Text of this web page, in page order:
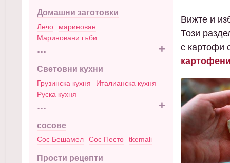
Домашни заготовки
Лечо
маринован
Мариновани гъби
... +
Световни кухни
Грузинска кухня
Италианска кухня
Руска кухня
... +
сосове
Сос Бешамел Сос Песто tkemali
Прости рецепти
Вижте и
Този
с картофи